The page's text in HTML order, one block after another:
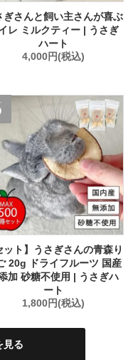
ぎさんと飼い主さんが喜ぶ
レ ミルクティー | うさぎ
ハート
4,000円(税込)
ット】うさぎさんの青森り
20g ドライフルーツ 国産
加 砂糖不使用 | うさぎハ
ート
1,800円(税込)
見る